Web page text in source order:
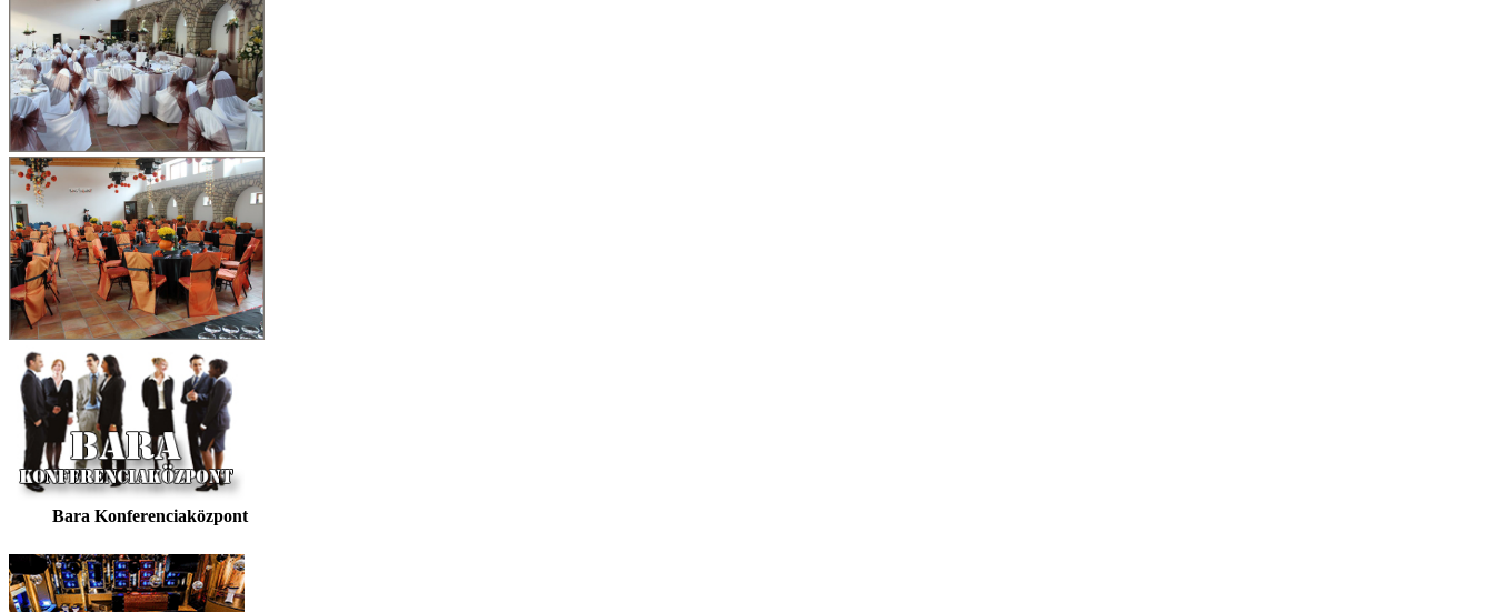
Bara Konferenciaközpont